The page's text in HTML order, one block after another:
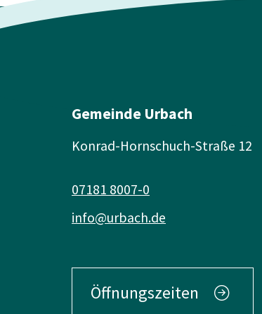
Gemeinde Urbach
Konrad-Hornschuch-Straße 12
info@urbach.de
07181 8007-0
Öffnungszeiten